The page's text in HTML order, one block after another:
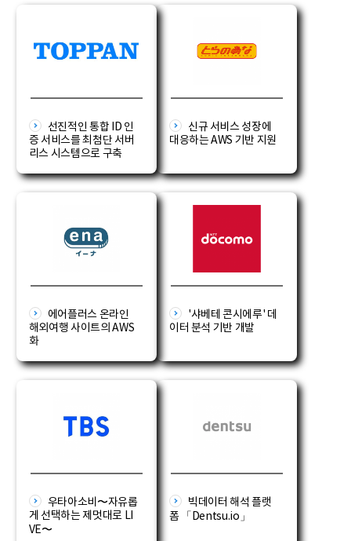
선진적인 통합 ID 인
증 서비스를 최첨단 서버
리스 시스템으로 구축
신규 서비스 성장에
대응하는 AWS 기반 지원
에어플러스 온라인
해외여행 사이트의 AWS
화
'샤베테 콘시에루' 데
이터 분석 기반 개발
우타아소비〜자유롭
게 선택하는 제멋대로 LI
VE〜
빅데이터 해석 플랫
폼 「Dentsu.io」